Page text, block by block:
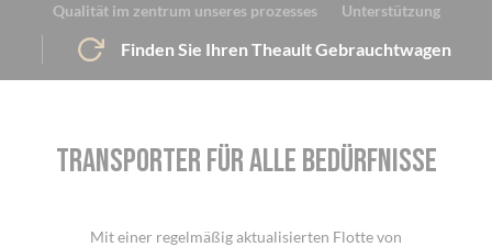
Qualität im zentrum unseres prozesses
Unterstützung
Finden Sie Ihren Theault Gebrauchtwagen
Transporter für alle bedürfnisse
Mit einer regelmäßig aktualisierten Flotte von